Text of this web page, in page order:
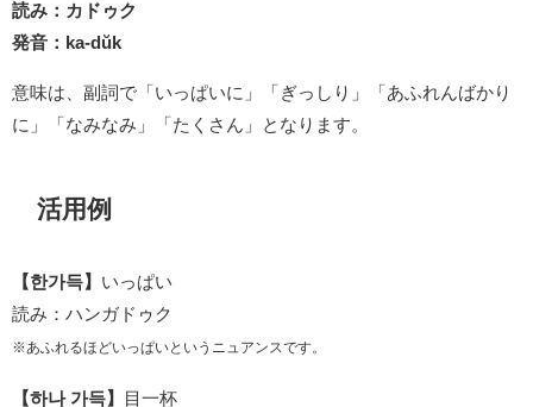
読み：カドゥク
発音：ka-dŭk
意味は、副詞で「いっぱいに」「ぎっしり」「あふれんばかり
に」「なみなみ」「たくさん」となります。
活用例
【한가득】 いっぱい
読み：ハンガドゥク
※あふれるほどいっぱいというニュアンスです。
【하나 가득】
目一杯